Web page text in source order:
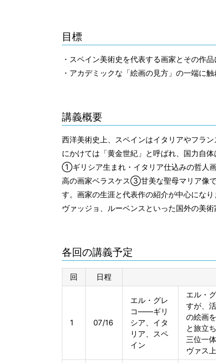
目標
・スペイン美術史を代表する画家とその作品
・アカデミックな「絵画の見方」の一端に
講義概要
西洋美術史上、スペインはイタリアやフラ
にかけては「黄金世紀」と呼ばれ、国力自
①ギリシア生まれ・イタリア仕込みの哲人
高の画家ベラスケス③甘美な聖母マリア像
す。画家の生涯と代表作の紹介が中心にな
ヴァッジョ、ルーベンスといった国外の美術
各回の講義予定
回 日程
1 07/16
エル・グレ
コ――ギリ
シア、イタ
リア、スペ
イン
エル・
すが、
の絵画
と旅立
三位一
ヴァス